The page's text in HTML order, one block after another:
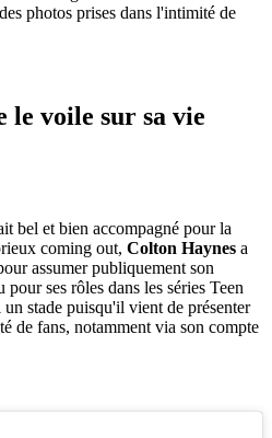
photos prises dans l'intimité de
le voile sur sa vie
bel et bien accompagné pour la
coming out, Colton Haynes a
assumer publiquement son
ses rôles dans les séries Teen
stade puisqu'il vient de présenter
de fans, notamment via son compte